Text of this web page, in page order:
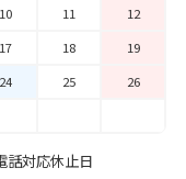
10 11
12
17 18
19
24 25
26
話対応休止日